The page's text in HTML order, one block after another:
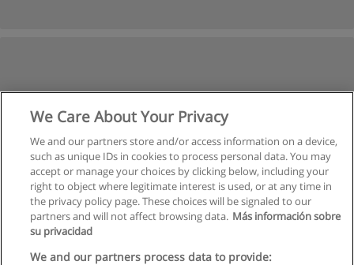
We Care About Your Privacy
We and our partners store and/or access information on a device,
such as unique IDs in cookies to process personal data. You may
accept or manage your choices by clicking below, including your
right to object where legitimate interest is used, or at any time in
the privacy policy page. These choices will be signaled to our
partners and will not affect browsing data. Más información sobre
su privacidad
We and our partners process data to provide: